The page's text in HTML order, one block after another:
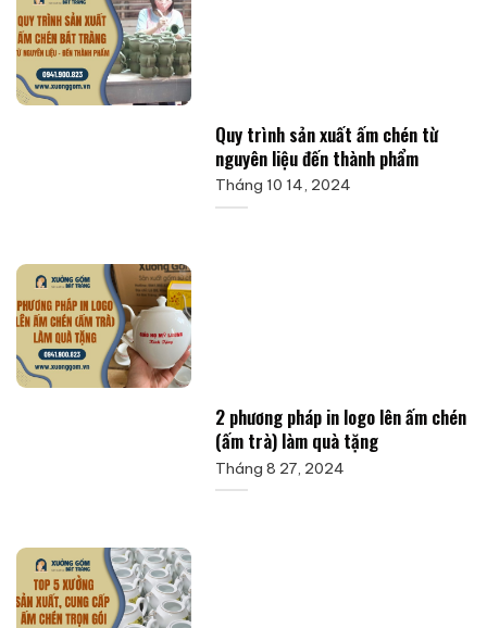
Quy trình sản xuất ấm chén từ
nguyên liệu đến thành phẩm
Tháng 10 14, 2024
2 phương pháp in logo lên ấm chén
(ấm trà) làm quà tặng
Tháng 8 27, 2024